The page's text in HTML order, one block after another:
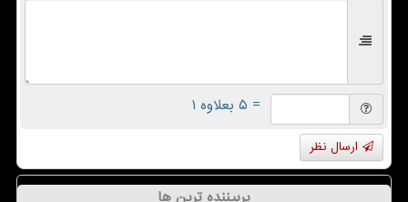
= ۵ بعلاوه ۱
ارسال نظر
پربیننده ترین ها